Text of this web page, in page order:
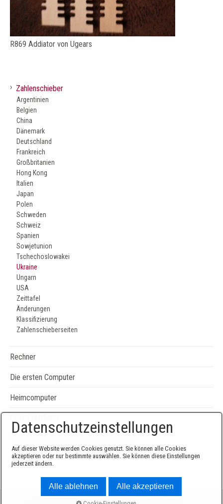
R869 Addiator von Ugears
› Zahlenschieber
Argentinien
Belgien
China
Dänemark
Deutschland
Frankreich
Großbritanien
Hong Kong
Italien
Japan
Polen
Schweden
Schweiz
Spanien
Sowjetunion
Tschechoslowakei
Ukraine
Ungarn
USA
Zeittafel
Änderungen
Klassifizierung
Zahlenschieberseiten
Rechner
Die ersten Computer
Heimcomputer
Datenschutzeinstellungen
Auf dieser Website werden Cookies genutzt. Sie können alle Cookies
akzeptieren oder nur bestimmte auswählen. Sie können diese Einstellungen
jederzeit ändern.
Alle ablehnen Alle akzeptieren